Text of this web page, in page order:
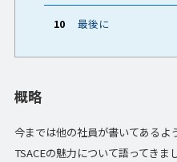
10 最後に
概略
今までは他の社員が書いてあるよ
TSACEの魅力について語ってきまし